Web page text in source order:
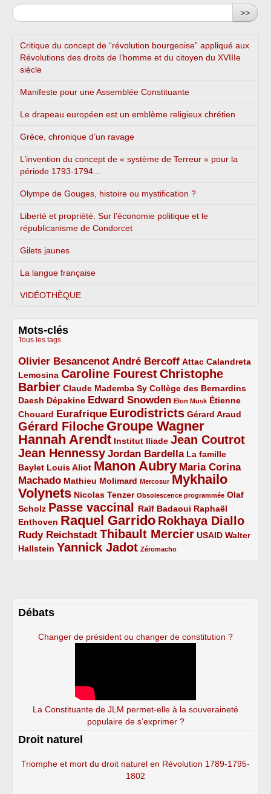
>>
Critique du concept de “révolution bourgeoise” appliqué aux
Révolutions des droits de l’homme et du citoyen du XVIIIe
siècle
Manifeste pour une Assemblée Constituante
Le drapeau européen est un emblème religieux chrétien
Grèce, chronique d’un ravage
L’invention du concept de « système de Terreur » pour la
période 1793-1794...
Olympe de Gouges, histoire ou mystification ?
Liberté et propriété. Sur l’économie politique et le
républicanisme de Condorcet
Gilets jaunes
La langue française
VIDÉOTHÈQUE
Mots-clés
Tous les tags
Olivier Besancenot
3/5 André Bercoff
3/5 Attac
2/5
Calandreta
Lemosina
2/5 Caroline Fourest
4/5
Christophe
Barbier
4/5 Claude Mademba Sy
2/5 Collège des Bernardins
2/5
Daesh
2/5 Dépakine
2/5 Edward Snowden
3/5 Elon Musk
1/5
Étienne
Chouard
2/5 Eurafrique
3/5 Eurodistricts
4/5 Gérard Araud
2/5
Gérard Filoche
4/5 Groupe Wagner
5/5
Hannah Arendt
5/5 Institut Iliade
2/5 Jean Coutrot
4/5
Jean Hennessy
4/5 Jordan Bardella
3/5
La famille
Baylet
2/5 Louis Aliot
2/5 Manon Aubry
5/5
Maria Corina
Machado
3/5 Mathieu Molimard
2/5 Mercosur
1/5
Mykhailo
Volynets
5/5 Nicolas Tenzer
2/5 Obsolescence programmée
1/5
Olaf
Scholz
2/5 Passe vaccinal
4/5 Raïf Badaoui
2/5
Raphaël
Enthoven
2/5 Raquel Garrido
5/5 Rokhaya Diallo
4/5
Rudy Reichstadt
3/5 Thibault Mercier
4/5 USAID
2/5
Walter
Hallstein
2/5 Yannick Jadot
4/5 Zéromacho
1/5
Débats
Changer de président ou changer de constitution ?
La Constituante de JLM permet-elle à la souveraineté
populaire de s’exprimer ?
Droit naturel
Triomphe et mort du droit naturel en Révolution 1789-1795-
1802